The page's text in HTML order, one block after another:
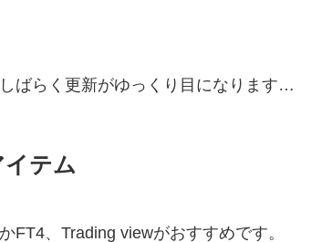
ばらく更新がゆっくり目になります…
テム
FT4、Trading viewがおすすめです。